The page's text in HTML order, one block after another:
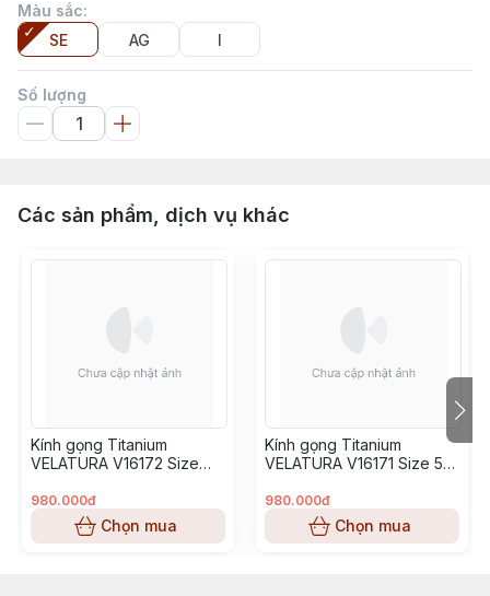
Màu sắc:
SE
AG I
Số lượng
Các sản phẩm, dịch vụ khác
Kính gọng Titanium
VELATURA V16172 Size
980.000đ
Chọn mua
Kính gọng Titanium
VELATURA V16171 Size 53-
980.000đ
Chọn mua